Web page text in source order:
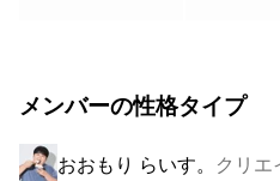
案・制作・分析まで一気通貫で
● KDDI・KONAMI・ONWARD
上流から設計
メンバーの性格タイプ
おおもり らいす。 クリエ